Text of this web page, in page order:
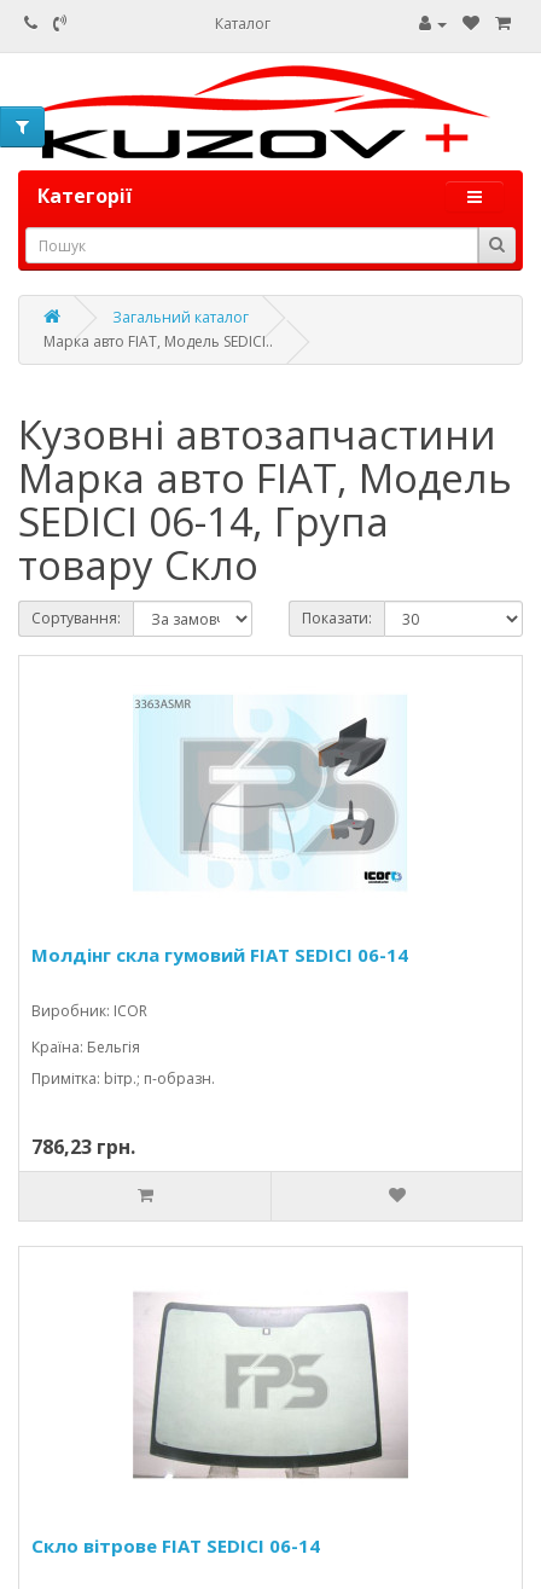
Каталог
Категорії
Загальний каталог
Марка авто FIAT, Модель SEDICI..
Кузовні автозапчастини
Марка авто FIAT, Модель
SEDICI 06-14, Група
товару Скло
Сортування: Показати:
Молдінг скла гумовий FIAT SEDICI 06-14
Виробник: ICOR
Країна: Бельгія
Примітка: bітр.; п-образн.
786,23 грн.
Скло вітрове FIAT SEDICI 06-14